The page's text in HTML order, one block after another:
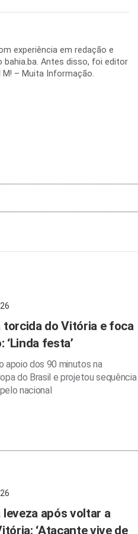
experiência em redação e
Antes disso, foi editor
– Muita Informação.
torcida do Vitória e foca
‘Linda festa’
apoio dos 90 minutos na
do Brasil e projetou sequência
nacional
leveza após voltar a
‘Atacante vive de